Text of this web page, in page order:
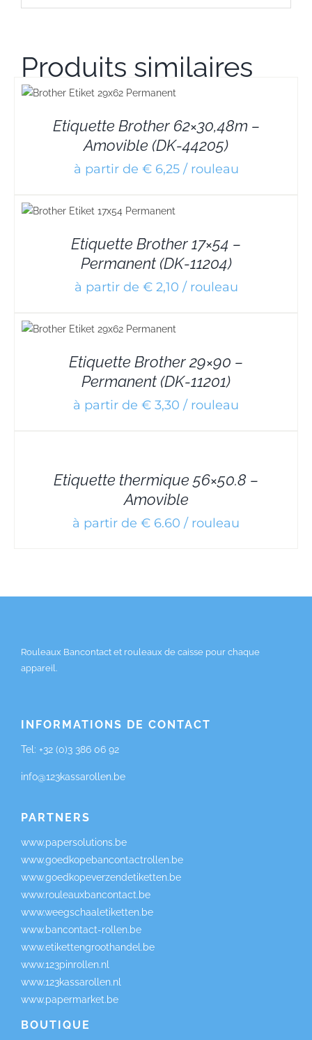
Produits similaires
Etiquette Brother 62×30,48m –
Amovible (DK-44205)
à partir de € 6,25 / rouleau
Etiquette Brother 17×54 –
Permanent (DK-11204)
à partir de € 2,10 / rouleau
Etiquette Brother 29×90 –
Permanent (DK-11201)
à partir de € 3,30 / rouleau
Etiquette thermique 56×50.8 –
Amovible
à partir de € 6.60 / rouleau
Rouleaux Bancontact et rouleaux de caisse pour chaque
appareil.
INFORMATIONS DE CONTACT
Tel: +32 (0)3 386 06 92
info@123kassarollen.be
PARTNERS
www.papersolutions.be
www.goedkopebancontactrollen.be
www.goedkopeverzendetiketten.be
www.rouleauxbancontact.be
www.weegschaaletiketten.be
www.bancontact-rollen.be
www.etikettengroothandel.be
www.123pinrollen.nl
www.123kassarollen.nl
www.papermarket.be
BOUTIQUE